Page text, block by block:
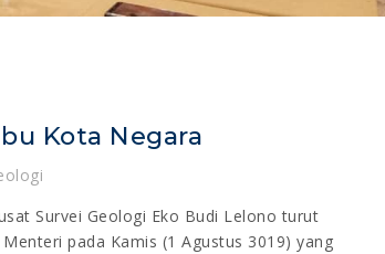
Kota Negara
Survei Geologi Eko Budi Lelono turut
pada Kamis (1 Agustus 3019) yang